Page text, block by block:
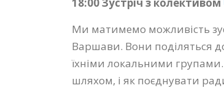
Ми матимемо можливість
Варшави. Вони поділяться
їхніми локальними
шляхом, і як поєднувати